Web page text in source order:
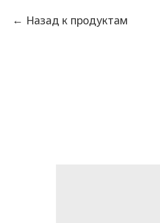
Назад к продуктам